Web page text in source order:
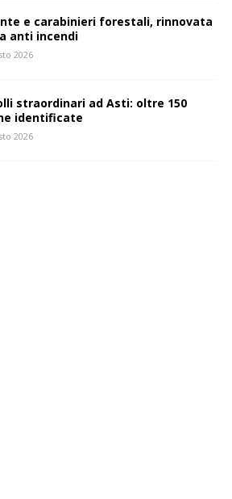
e carabinieri forestali, rinnovata
anti incendi
2026
straordinari ad Asti: oltre 150
identificate
2026